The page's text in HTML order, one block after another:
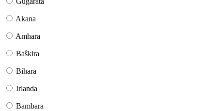
Akana
Amhara
Baŝkira
Bihara
Irlanda
Bambara